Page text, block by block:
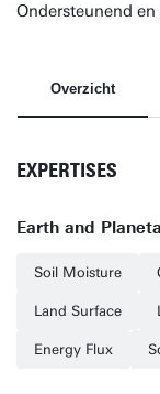
Ondersteunend
Overzicht
EXPERTISES
Earth and
Soil Moisture
Land Surface
Energy Flux